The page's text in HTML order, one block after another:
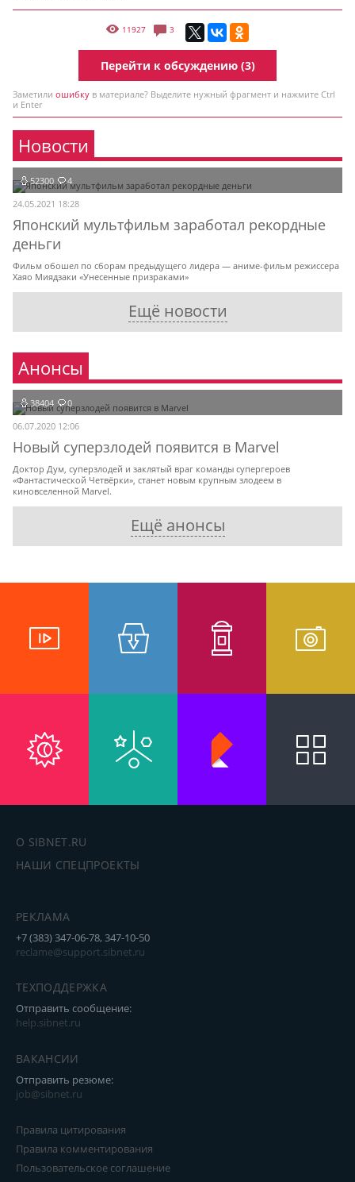
11927 3
Перейти к обсуждению (3)
Заметили ошибку в материале? Выделите нужный фрагмент и нажмите Ctrl
и Enter
Новости
52300 4
24.05.2021 18:28
Японский мультфильм заработал рекордные
деньги
Фильм обошел по сборам предыдущего лидера — аниме-фильм режиссера
Хаяо Миядзаки «Унесенные призраками»
Ещё новости
Анонсы
38404 0
06.07.2020 12:06
Новый суперзлодей появится в Marvel
Доктор Дум, суперзлодей и заклятый враг команды супергероев
«Фантастической Четвёрки», станет новым крупным злодеем в
киновселенной Marvel.
Ещё анонсы
О SIBNET.RU
НАШИ СПЕЦПРОЕКТЫ
РЕКЛАМА
+7 (383) 347-06-78, 347-10-50
reclame@support.sibnet.ru
ТЕХПОДДЕРЖКА
Отправить сообщение:
help.sibnet.ru
ВАКАНСИИ
Отправить резюме:
job@sibnet.ru
Правила цитирования
Правила комментирования
Пользовательское соглашение